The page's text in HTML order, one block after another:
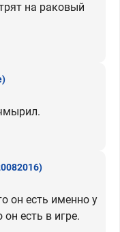
на раковый
он есть именно у
есть в игре.